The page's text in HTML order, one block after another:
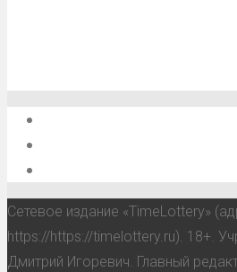
Сетевое издание «TimeLottery»
https://https://timelottery.ru). 18+.
Дмитрий Игоревич. Главный